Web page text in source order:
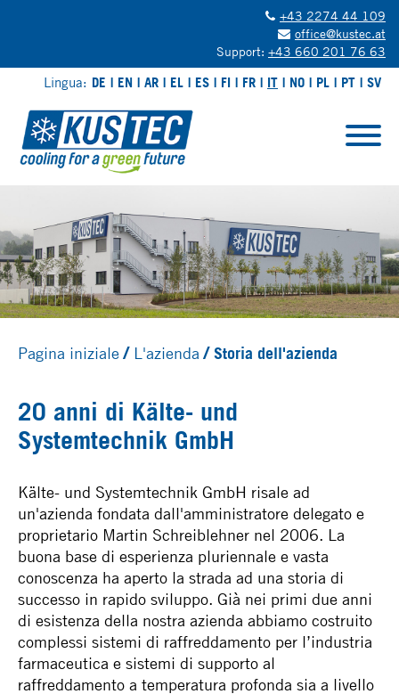
+43 2274 44 109
office@kustec.at
Support: +43 660 201 76 63
Lingua: DE EN AR EL ES FI FR IT NO PL PT SV
Pagina iniziale L'azienda Storia dell'azienda
20 anni di Kälte- und
Systemtechnik GmbH
Kälte- und Systemtechnik GmbH risale ad
un'azienda fondata dall'amministratore delegato e
proprietario Martin Schreiblehner nel 2006. La
buona base di esperienza pluriennale e vasta
conoscenza ha aperto la strada ad una storia di
successo in rapido sviluppo. Già nei primi due anni
di esistenza della nostra azienda abbiamo costruito
complessi sistemi di raffreddamento per l’industria
farmaceutica e sistemi di supporto al
raffreddamento a temperatura profonda sia a livello